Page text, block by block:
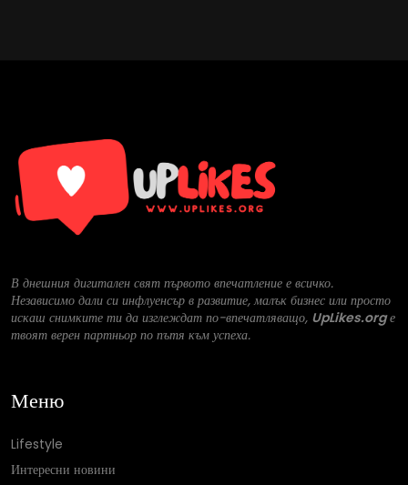
В днешния дигитален свят първото впечатление е всичко.
Независимо дали си инфлуенсър в развитие, малък бизнес или просто
искаш снимките ти да изглеждат по-впечатляващо, UpLikes.orgе
твоят верен партньор по пътя към успеха.
Меню
Lifestyle
Интересни новини